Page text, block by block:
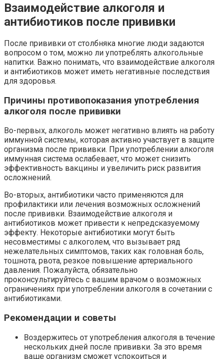
Взаимодействие алкоголя и
антибиотиков после прививки
После прививки от столбняка многие люди задаются
вопросом о том, можно ли употреблять алкогольные
напитки. Важно понимать, что взаимодействие алкоголя
и антибиотиков может иметь негативные последствия
для здоровья.
Причины противопоказания употребления
алкоголя после прививки
Во-первых, алкоголь может негативно влиять на работу
иммунной системы, которая активно участвует в защите
организма после прививки. При употреблении алкоголя
иммунная система ослабевает, что может снизить
эффективность вакцины и увеличить риск развития
осложнений.
Во-вторых, антибиотики часто применяются для
профилактики или лечения возможных осложнений
после прививки. Взаимодействие алкоголя и
антибиотиков может привести к непредсказуемому
эффекту. Некоторые антибиотики могут быть
несовместимы с алкоголем, что вызывает ряд
нежелательных симптомов, таких как головная боль,
тошнота, рвота, резкое повышение артериального
давления. Пожалуйста, обязательно
проконсультируйтесь с вашим врачом о возможных
ограничениях при употреблении алкоголя в сочетании с
антибиотиками.
Рекомендации и советы
Воздержитесь от употребления алкоголя в течение
нескольких дней после прививки. За это время
ваше организм сможет успокоиться и